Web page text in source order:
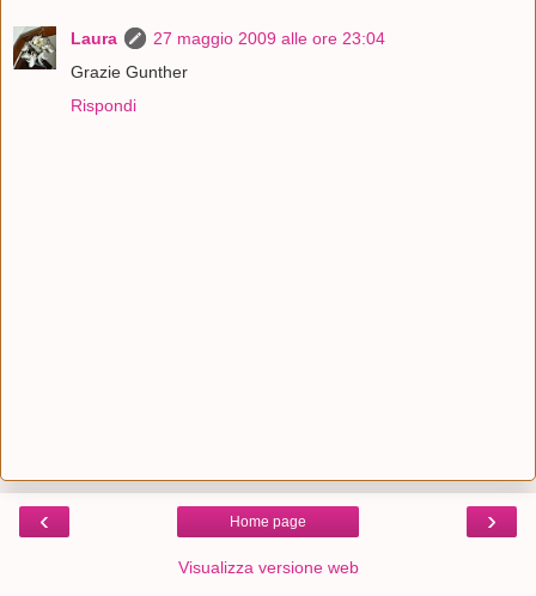
Laura
27 maggio 2009 alle ore 23:04
Grazie Gunther
Rispondi
‹ ›
Home page
Visualizza versione web